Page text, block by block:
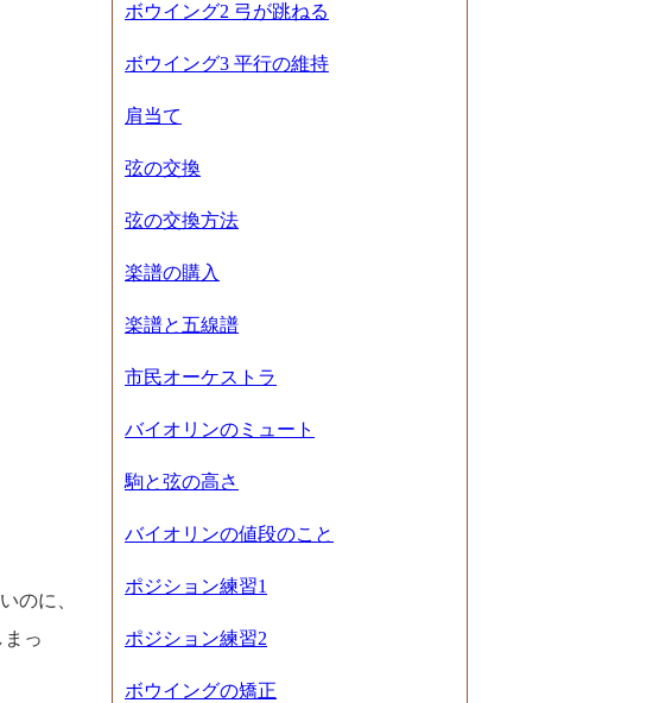
のに、
っ
ボウイング2 弓が跳ねる
ボウイング3 平行の維持
肩当て
弦の交換
弦の交換方法
楽譜の購入
楽譜と五線譜
市民オーケストラ
バイオリンのミュート
駒と弦の高さ
バイオリンの値段のこと
ポジション練習1
ポジション練習2
ボウイングの矯正